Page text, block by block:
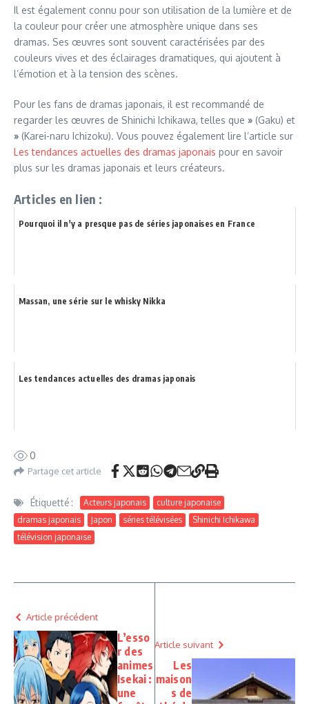
Il est également connu pour son utilisation de la lumière et de
la couleur pour créer une atmosphère unique dans ses
dramas. Ses œuvres sont souvent caractérisées par des
couleurs vives et des éclairages dramatiques, qui ajoutent à
l’émotion et à la tension des scènes.
Pour les fans de dramas japonais, il est recommandé de
regarder les œuvres de Shinichi Ichikawa, telles que » (Gaku) et
» (Karei-naru Ichizoku). Vous pouvez également lire l’article sur
Les tendances actuelles des dramas japonais pour en savoir
plus sur les dramas japonais et leurs créateurs.
Articles en lien :
Pourquoi il n'y a presque pas de séries japonaises en France
Massan, une série sur le whisky Nikka
Les tendances actuelles des dramas japonais
0
Partage cet article
Étiquetté : Acteurs japonais
culture japonaise
dramas japonais
Japon séries télévisées
Shinichi Ichikawa
télévision japonaise
Article précédent
L’esso
r des
animes
Isekai :
une
Article suivant
Les
maison
s de